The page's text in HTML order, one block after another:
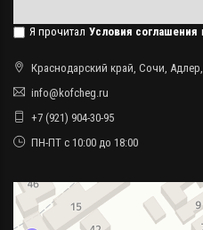
Я прочитал Условия соглашения
Краснодарский край, Сочи,
info@kofcheg.ru
+7 (921) 904-30-95
ПН-ПТ с 10:00 до 18:00